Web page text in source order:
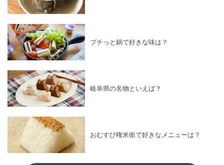
プチっと鍋で好きな味は？
岐阜県の名物といえば？
おむすび権米衛で好きなメニューは？